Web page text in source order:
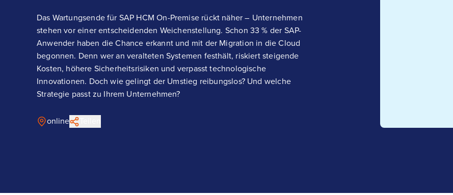
Das Wartungsende für SAP HCM On-Premise rückt näher – Unternehmen
stehen vor einer entscheidenden Weichenstellung. Schon 33 % der SAP-
Anwender haben die Chance erkannt und mit der Migration in die Cloud
begonnen. Denn wer an veralteten Systemen festhält, riskiert steigende
Kosten, höhere Sicherheitsrisiken und verpasst technologische
Innovationen. Doch wie gelingt der Umstieg reibungslos? Und welche
Strategie passt zu Ihrem Unternehmen?
online